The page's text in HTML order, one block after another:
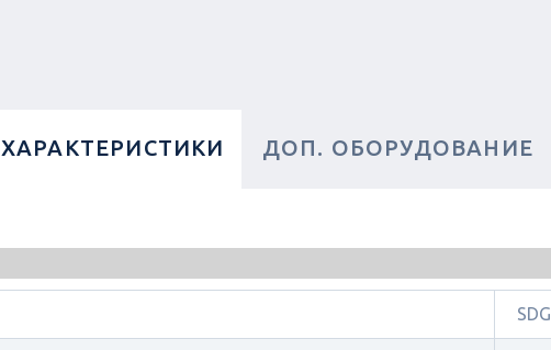
ХАРАКТЕРИСТИКИ ДОП. ОБОРУДОВАНИЕ
SDG